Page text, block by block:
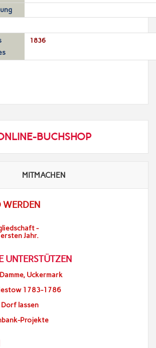
1836
BUCHSHOP
MITMACHEN
WERDEN
-
Jahr.
UNTERSTÜTZEN
Uckermark
1783-1786
Dorf lassen
Projekte